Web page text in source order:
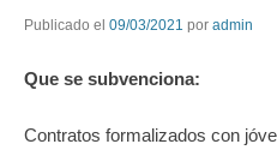
Publicado el 09/03/2021 por admin
Que se subvenciona:
Contratos formalizados con